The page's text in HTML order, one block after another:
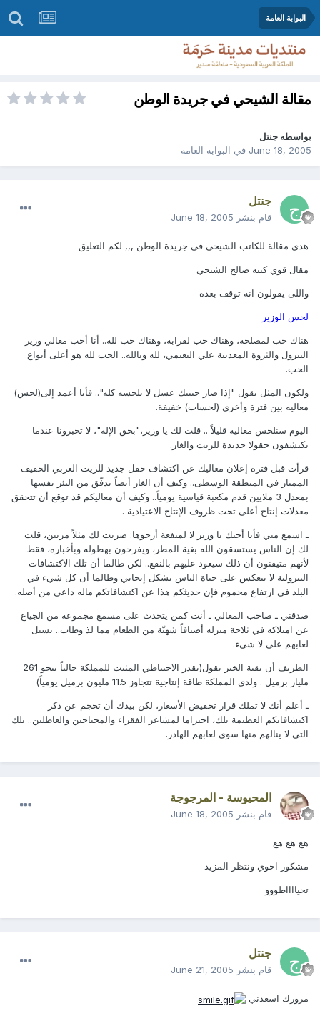
البوابة العامة
مقالة الشيحي في جريدة الوطن
بواسطه جنتل
June 18, 2005في البوابة العامة
جنتل
قام بنشر June 18, 2005
هذي مقالة للكاتب الشيحي في جريدة الوطن ,,, لكم التعليق
مقال قوي كتبه صالح الشيحي
واللى يقولون انه توقف بعده
لحس الوزير
هناك حب لمصلحة، وهناك حب لقرابة، وهناك حب لله.. أنا أحب معالي وزير
البترول والثروة المعدنية علي النعيمي، لله وبالله.. الحب لله هو أعلى أنواع
الحب.
ولكون المثل يقول "إذا صار حبيبك عسل لا تلحسه كله".. فأنا أعمد إلى(لحس)
معاليه بين فترة وأخرى (لحسات) خفيفة.
اليوم سنلحس معاليه قليلاً .. قلت لك يا وزير،"بحق الإله"، لا تخبرونا عندما
تكتشفون حقولا جديدة للزيت والغاز.
قرأت قبل فترة إعلان معاليك عن اكتشاف حقل جديد للزيت العربي الخفيف
الممتاز في المنطقة الوسطى.. وكيف أن الغاز أيضاً تدفّق من البئر نفسها
بمعدل 3 ملايين قدم مكعبة قياسية يومياً.. وكيف أن معاليكم قد توقع أن تتحقق
معدلات إنتاج أعلى تحت ظروف الإنتاج الاعتيادية .
ـ اسمع مني فأنا أحبك يا وزير لا لمنفعة أرجوها: ضربت لك مثلاً مرتين، قلت
لك إن الناس يستسقون الله بغية المطر، ويفرحون بهطوله وبأخباره، فقط
لأنهم متيقنون أن ذلك سيعود عليهم بالنفع.. لكن طالما أن تلك الاكتشافات
البترولية لا تنعكس على حياة الناس بشكل إيجابي وطالما أن كل شيء في
البلد في ارتفاع محموم فإن حديثكم هذا عن اكتشافاتكم ماله داعي من أصله.
صدقني ـ صاحب المعالي ـ أنت كمن يتحدث على مسمع مجموعة من الجياع
عن امتلاكه في ثلاجة منزله أصنافاً شهيّة من الطعام مما لذ وطاب.. يسيل
لعابهم على لا شيء.
الطريف أن بقية الخبر تقول(يقدر الاحتياطي المثبت للمملكة حالياً بنحو 261
مليار برميل . ولدى المملكة طاقة إنتاجية تتجاوز 11.5 مليون برميل يومياً)
ـ أعلم أنك لا تملك قرار تخفيض الأسعار، لكن بيدك أن تحجم عن ذكر
اكتشافاتكم العظيمة تلك، احتراما لمشاعر الفقراء والمحتاجين والعاطلين.. تلك
التي لا ينالهم منها سوى لعابهم الهادر.
المحيوسة - المرجوجة
قام بنشر June 18, 2005
هع هع هع
مشكور اخوي ونتظر المزيد
تحيااااطووو
جنتل
قام بنشر June 21, 2005
مرورك اسعدني